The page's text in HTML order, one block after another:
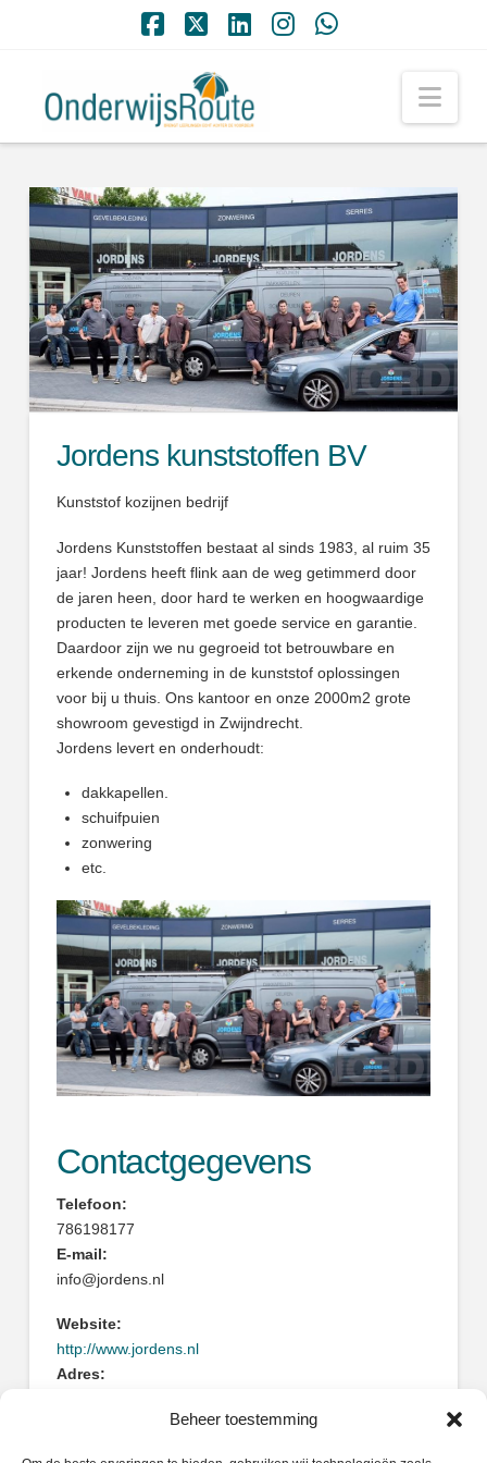
Beheer toestemming
Jordens kunststoffen BV
Kunststof kozijnen bedrijf
Jordens Kunststoffen bestaat al sinds 1983, al ruim 35
jaar! Jordens heeft flink aan de weg getimmerd door
de jaren heen, door hard te werken en hoogwaardige
producten te leveren met goede service en garantie.
Daardoor zijn we nu gegroeid tot betrouwbare en
erkende onderneming in de kunststof oplossingen
voor bij u thuis. Ons kantoor en onze 2000m2 grote
showroom gevestigd in Zwijndrecht.
Jordens levert en onderhoudt:
dakkapellen.
schuifpuien
zonwering
etc.
Contactgegevens
Telefoon:
786198177
E-mail:
info@jordens.nl
Website:
http://www.jordens.nl
Adres:
3331ET Zwijndrecht